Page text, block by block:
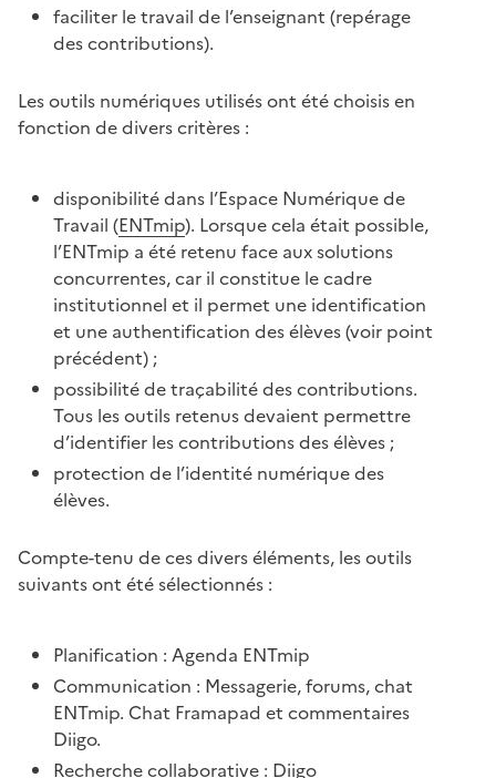
faciliter le travail de l’enseignant (repérage
des contributions).
Les outils numériques utilisés ont été choisis en
fonction de divers critères :
disponibilité dans l’Espace Numérique de
Travail (ENTmip). Lorsque cela était possible,
l’ENTmip a été retenu face aux solutions
concurrentes, car il constitue le cadre
institutionnel et il permet une identification
et une authentification des élèves (voir point
précédent) ;
possibilité de traçabilité des contributions.
Tous les outils retenus devaient permettre
d’identifier les contributions des élèves ;
protection de l’identité numérique des
élèves.
Compte-tenu de ces divers éléments, les outils
suivants ont été sélectionnés :
Planification : Agenda ENTmip
Communication : Messagerie, forums, chat
ENTmip. Chat Framapad et commentaires
Diigo.
Recherche collaborative : Diigo